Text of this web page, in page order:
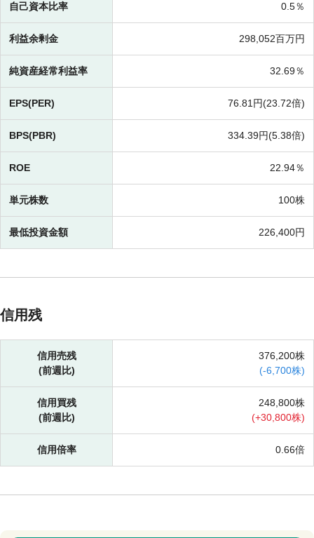
自己資本比率 0.5％
利益余剰金 298,052百万円
純資産経常利益率 32.69％
EPS(PER) 76.81円(23.72倍)
BPS(PBR) 334.39円(5.38倍)
ROE 22.94％
単元株数 100株
最低投資金額 226,400円
信用残
信用売残
(前週比)
376,200株
(-6,700株)
信用買残
(前週比)
248,800株
(+30,800株)
信用倍率 0.66倍